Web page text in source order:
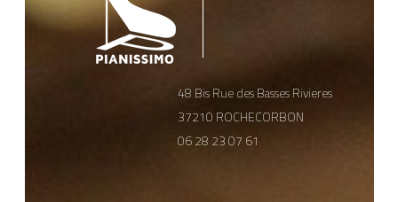
48 Bis Rue des Basses Rivieres
37210 ROCHECORBON
06 28 23 07 61